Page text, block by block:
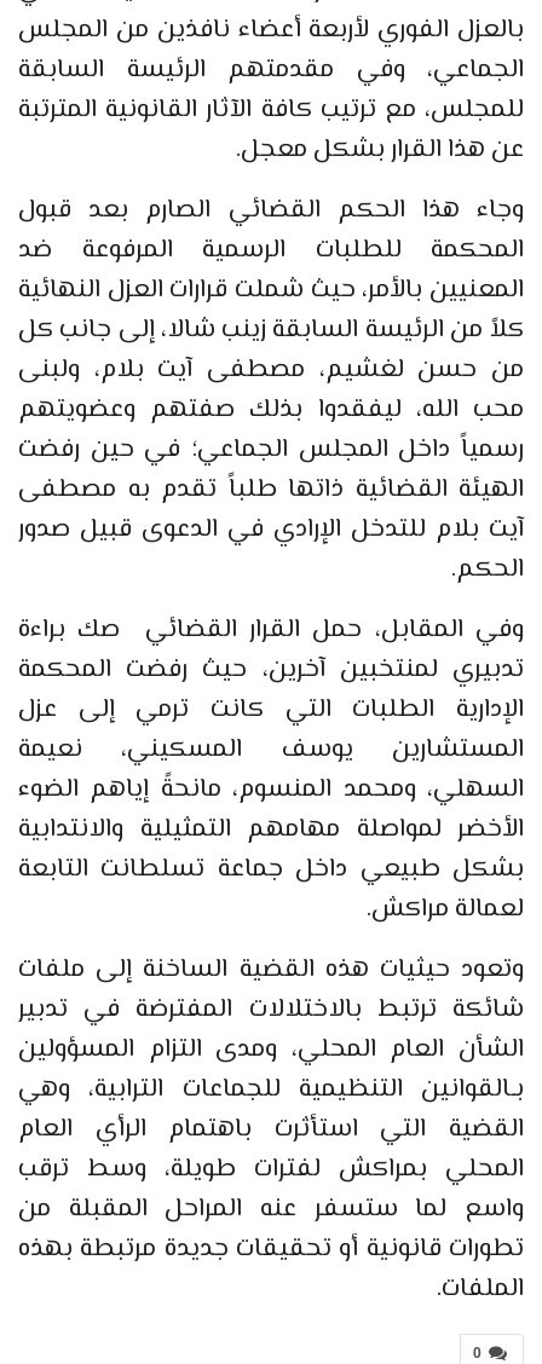
بالعزل الفوري لأربعة أعضاء نافذين من المجلس
الجماعي، وفي مقدمتهم الرئيسة السابقة
للمجلس، مع ترتيب كافة الآثار القانونية المترتبة
عن هذا القرار بشكل معجل.
وجاء هذا الحكم القضائي الصارم بعد قبول
المحكمة للطلبات الرسمية المرفوعة ضد
المعنيين بالأمر، حيث شملت قرارات العزل النهائية
كلاً من الرئيسة السابقة زينب شالا، إلى جانب كل
من حسن لغشيم، مصطفى آيت بلام، ولبنى
محب الله، ليفقدوا بذلك صفتهم وعضويتهم
رسمياً داخل المجلس الجماعي؛ في حين رفضت
الهيئة القضائية ذاتها طلباً تقدم به مصطفى
آيت بلام للتدخل الإرادي في الدعوى قبيل صدور
الحكم.
وفي المقابل، حمل القرار القضائي صك براءة
تدبيري لمنتخبين آخرين، حيث رفضت المحكمة
الإدارية الطلبات التي كانت ترمي إلى عزل
المستشارين يوسف المسكيني، نعيمة
السهلي، ومحمد المنسوم، مانحةً إياهم الضوء
الأخضر لمواصلة مهامهم التمثيلية والانتدابية
بشكل طبيعي داخل جماعة تسلطانت التابعة
لعمالة مراكش.
وتعود حيثيات هذه القضية الساخنة إلى ملفات
شائكة ترتبط بالاختلالات المفترضة في تدبير
الشأن العام المحلي، ومدى التزام المسؤولين
بـالقوانين التنظيمية للجماعات الترابية، وهي
القضية التي استأثرت باهتمام الرأي العام
المحلي بمراكش لفترات طويلة، وسط ترقب
واسع لما ستسفر عنه المراحل المقبلة من
تطورات قانونية أو تحقيقات جديدة مرتبطة بهذه
الملفات.
0